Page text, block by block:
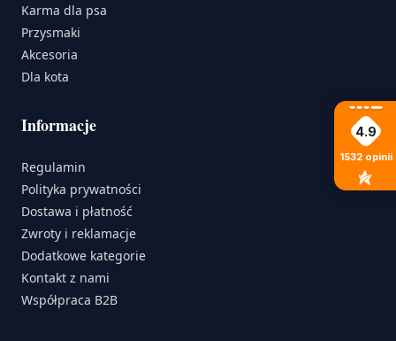
Karma dla psa
Przysmaki
Akcesoria
Dla kota
Informacje
Regulamin
Polityka prywatności
Dostawa i płatność
Zwroty i reklamacje
Dodatkowe kategorie
Kontakt z nami
Współpraca B2B
4.9
1532 opinii